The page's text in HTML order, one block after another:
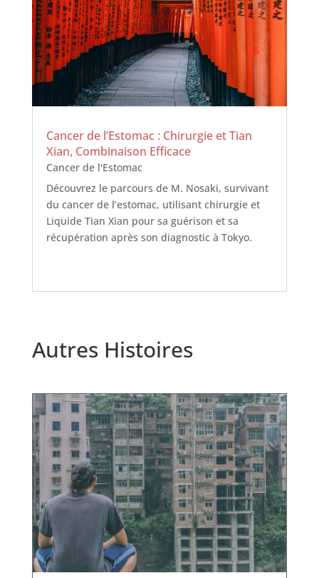
Cancer de l’Estomac : Chirurgie et Tian
Xian, Combinaison Efficace
Cancer de l'Estomac
Découvrez le parcours de M. Nosaki, survivant
du cancer de l’estomac, utilisant chirurgie et
Liquide Tian Xian pour sa guérison et sa
récupération après son diagnostic à Tokyo.
Autres Histoires